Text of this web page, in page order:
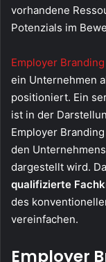
vorhandene
Potenzials im
Employer
ein Unternehmen
positioniert. Ein
ist in der
Employer
den
dargestellt wird.
qualifizierte
des
vereinfachen.
Employer